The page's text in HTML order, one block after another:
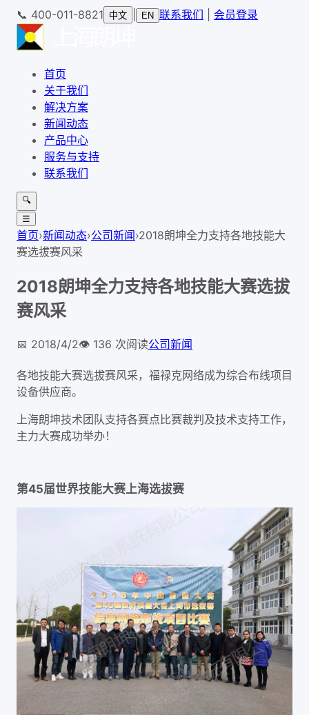
📞 400-011-8821 中文 EN 联系我们 会员登录
首页
关于我们
解决方案
新闻动态
产品中心
服务与支持
联系我们
🔍
☰
首页›新闻动态›公司新闻›2018朗坤全力支持各地技能大
赛选拔赛风采
2018朗坤全力支持各地技能大赛选拔
赛风采
📅 2018/4/2👁️ 136 次阅读公司新闻
各地技能大赛选拔赛风采，福禄克网络成为综合布线项目
设备供应商。
上海朗坤技术团队支持各赛点比赛裁判及技术支持工作，
主力大赛成功举办！
第45届世界技能大赛上海选拔赛